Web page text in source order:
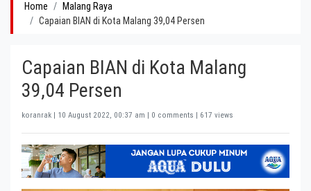
Home
Malang Raya
Capaian BIAN di Kota Malang 39,04 Persen
Capaian BIAN di Kota Malang
39,04 Persen
koranrak | 10 August 2022, 00:37 am | 0 comments | 617 views